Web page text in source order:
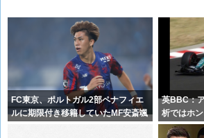
FC東京、ポルトガル2部ペナフィエ
ルに期限付き移籍していたMF安斎颯
英BBC：
析ではホ
ップ